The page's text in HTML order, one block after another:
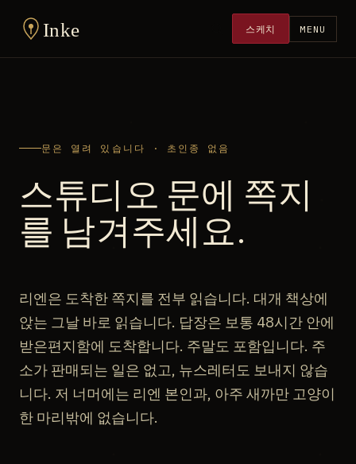
Inke 스케치 MENU
문은 열려 있습니다 · 초인종 없음
스튜디오 문에 쪽지
를 남겨주세요.
리엔은 도착한 쪽지를 전부 읽습니다. 대개 책상에
앉는 그날 바로 읽습니다. 답장은 보통 48시간 안에
받은편지함에 도착합니다. 주말도 포함입니다. 주
소가 판매되는 일은 없고, 뉴스레터도 보내지 않습
니다. 저 너머에는 리엔 본인과, 아주 새까만 고양이
한 마리밖에 없습니다.